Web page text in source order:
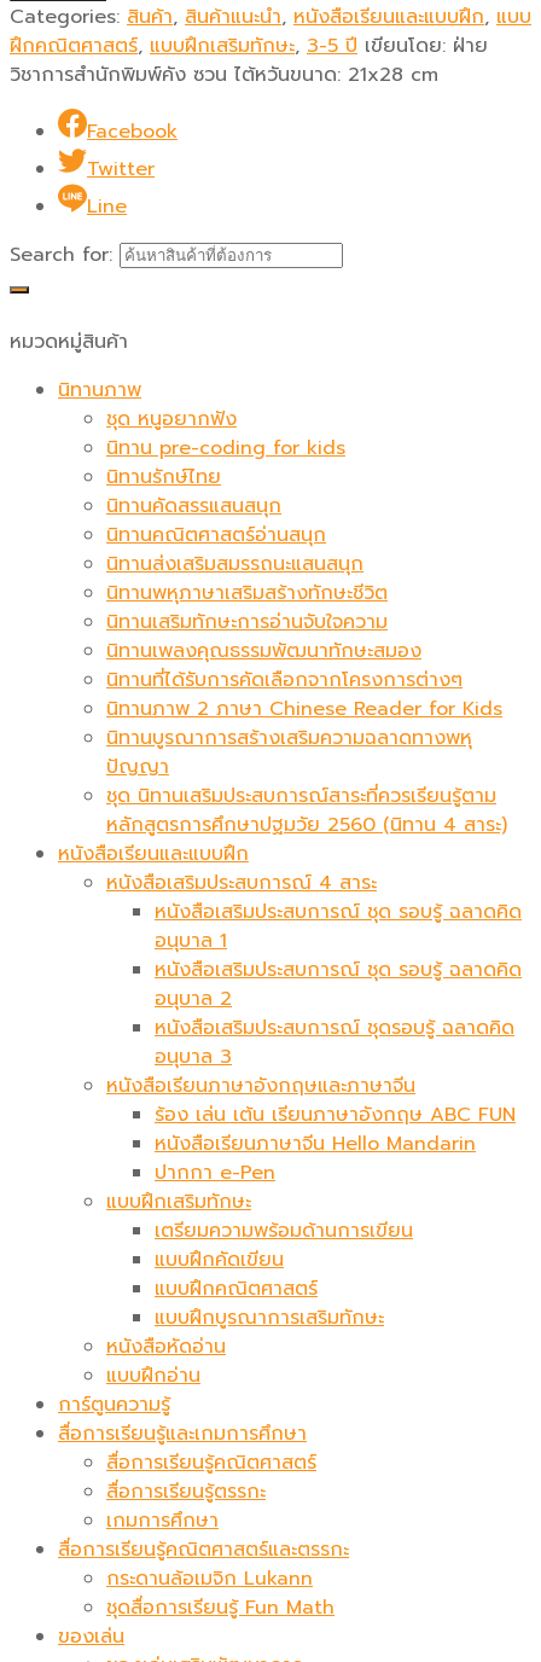
Categories: สินค้า, สินค้าแนะนำ, หนังสือเรียนและแบบฝึก, แบบ
ฝึกคณิตศาสตร์, แบบฝึกเสริมทักษะ, 3-5 ปี เขียนโดย: ฝ่าย
วิชาการสำนักพิมพ์คัง ซวน ไต้หวันขนาด: 21x28 cm
Facebook
Twitter
Line
Search for:
หมวดหมู่สินค้า
นิทานภาพ
ชุด หนูอยากฟัง
นิทาน pre-coding for kids
นิทานรักษ์ไทย
นิทานคัดสรรแสนสนุก
นิทานคณิตศาสตร์อ่านสนุก
นิทานส่งเสริมสมรรถนะแสนสนุก
นิทานพหุภาษาเสริมสร้างทักษะชีวิต
นิทานเสริมทักษะการอ่านจับใจความ
นิทานเพลงคุณธรรมพัฒนาทักษะสมอง
นิทานที่ได้รับการคัดเลือกจากโครงการต่างๆ
นิทานภาพ 2 ภาษา Chinese Reader for Kids
นิทานบูรณาการสร้างเสริมความฉลาดทางพหุ
ปัญญา
ชุด นิทานเสริมประสบการณ์สาระที่ควรเรียนรู้ตาม
หลักสูตรการศึกษาปฐมวัย 2560 (นิทาน 4 สาระ)
หนังสือเรียนและแบบฝึก
หนังสือเสริมประสบการณ์ 4 สาระ
หนังสือเสริมประสบการณ์ ชุด รอบรู้ ฉลาดคิด
อนุบาล 1
หนังสือเสริมประสบการณ์ ชุด รอบรู้ ฉลาดคิด
อนุบาล 2
หนังสือเสริมประสบการณ์ ชุดรอบรู้ ฉลาดคิด
อนุบาล 3
หนังสือเรียนภาษาอังกฤษและภาษาจีน
ร้อง เล่น เต้น เรียนภาษาอังกฤษ ABC FUN
หนังสือเรียนภาษาจีน Hello Mandarin
ปากกา e-Pen
แบบฝึกเสริมทักษะ
เตรียมความพร้อมด้านการเขียน
แบบฝึกคัดเขียน
แบบฝึกคณิตศาสตร์
แบบฝึกบูรณาการเสริมทักษะ
หนังสือหัดอ่าน
แบบฝึกอ่าน
การ์ตูนความรู้
สื่อการเรียนรู้และเกมการศึกษา
สื่อการเรียนรู้คณิตศาสตร์
สื่อการเรียนรู้ตรรกะ
เกมการศึกษา
สื่อการเรียนรู้คณิตศาสตร์และตรรกะ
กระดานล้อเมจิก​ Lukann
ชุดสื่อการเรียนรู้ Fun Math
ของเล่น